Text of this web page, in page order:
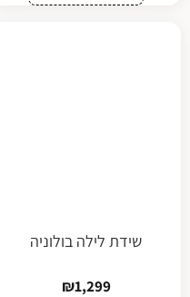
שידת לילה בולוניה
₪1,299